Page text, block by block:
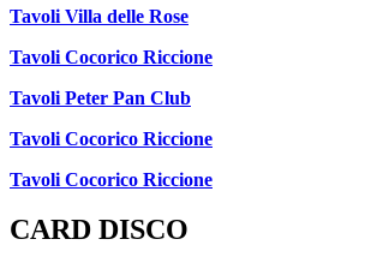
Tavoli Villa delle Rose
Tavoli Cocorico Riccione
Tavoli Peter Pan Club
Tavoli Cocorico Riccione
Tavoli Cocorico Riccione
CARD DISCO